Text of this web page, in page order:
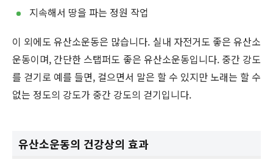
지속해서 땅을 파는 정원 작업
이 외에도 유산소운동은 많습니다. 실내 자전거도 좋은 유산소
운동이며, 간단한 스탭퍼도 좋은 유산소운동입니다. 중간 강도
를 걷기로 예를 들면, 걸으면서 말은 할 수 있지만 노래는 할 수
없는 정도의 강도가 중간 강도의 걷기입니다.
유산소운동의 건강상의 효과